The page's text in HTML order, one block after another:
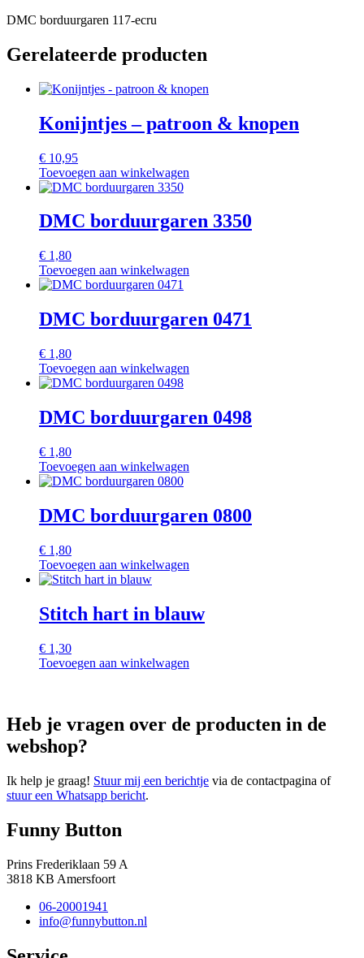
DMC borduurgaren 117-ecru
Gerelateerde producten
Konijntjes – patroon & knopen
€ 10,95
Toevoegen aan winkelwagen
DMC borduurgaren 3350
€ 1,80
Toevoegen aan winkelwagen
DMC borduurgaren 0471
€ 1,80
Toevoegen aan winkelwagen
DMC borduurgaren 0498
€ 1,80
Toevoegen aan winkelwagen
DMC borduurgaren 0800
€ 1,80
Toevoegen aan winkelwagen
Stitch hart in blauw
€ 1,30
Toevoegen aan winkelwagen
Heb je vragen over de producten in de
webshop?
Ik help je graag! Stuur mij een berichtje via de contactpagina of
stuur een Whatsapp bericht.
Funny Button
Prins Frederiklaan 59 A
3818 KB Amersfoort
06-20001941
info@funnybutton.nl